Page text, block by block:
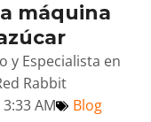
máquina
y Especialista en
Rabbit
3:33 AM
Blog